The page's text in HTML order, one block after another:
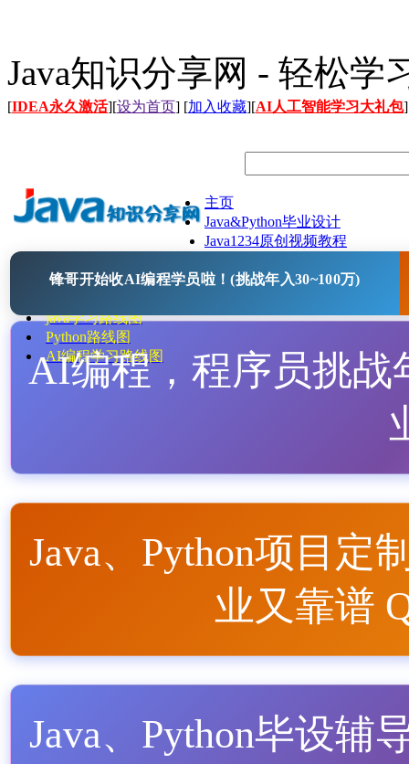
Java知识分享网 - 轻松学
[IDEA永久激活][设为首页] [加入收藏][AI人工智能学习大礼包]
主页
Java&Python毕业设计
Java1234原创视频教程
Java开源项目
java学习路线图
Python路线图
AI编程学习路线图
锋哥开始收AI编程学员啦！(挑战年入30~100万)
AI编程，程序员挑战
Java、Python项目定
业又靠谱
Java、Python毕设辅